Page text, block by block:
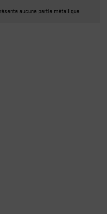
aucune partie métallique